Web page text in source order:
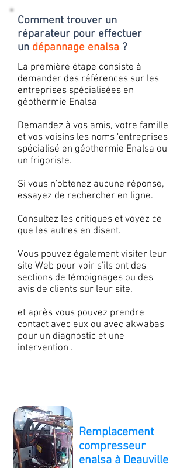
Comment trouver un
réparateur pour effectuer
un dépannage enalsa ?
La première étape consiste à
demander des références sur les
entreprises spécialisées en
géothermie Enalsa
Demandez à vos amis, votre famille
et vos voisins les noms 'entreprises
spécialisé en géothermie Enalsa ou
un frigoriste.
Si vous n'obtenez aucune réponse,
essayez de rechercher en ligne.
Consultez les critiques et voyez ce
que les autres en disent.
Vous pouvez également visiter leur
site Web pour voir s'ils ont des
sections de témoignages ou des
avis de clients sur leur site.
et après vous pouvez prendre
contact avec eux ou avec akwabas
pour un diagnostic et une
intervention .
Remplacement
compresseur
enalsa à Deauville